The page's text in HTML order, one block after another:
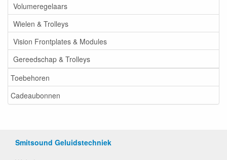
Volumeregelaars
Wielen & Trolleys
Vision Frontplates & Modules
Gereedschap & Trolleys
Toebehoren
Cadeaubonnen
Smitsound Geluidstechniek